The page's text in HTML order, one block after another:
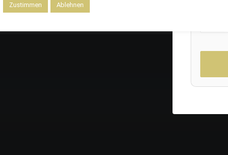
Zustimmen Ablehnen